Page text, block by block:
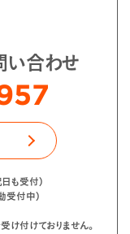
い合わせ
も受付）
付中）
付けておりません。